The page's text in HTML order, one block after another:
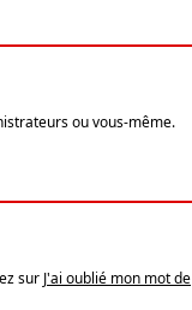
ou vous-même.
sur J'ai oublié mon mot de